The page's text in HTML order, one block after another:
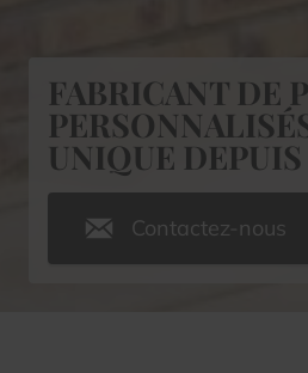
FABRICANT DE
UNIQUE DEPUIS
Contactez-nous